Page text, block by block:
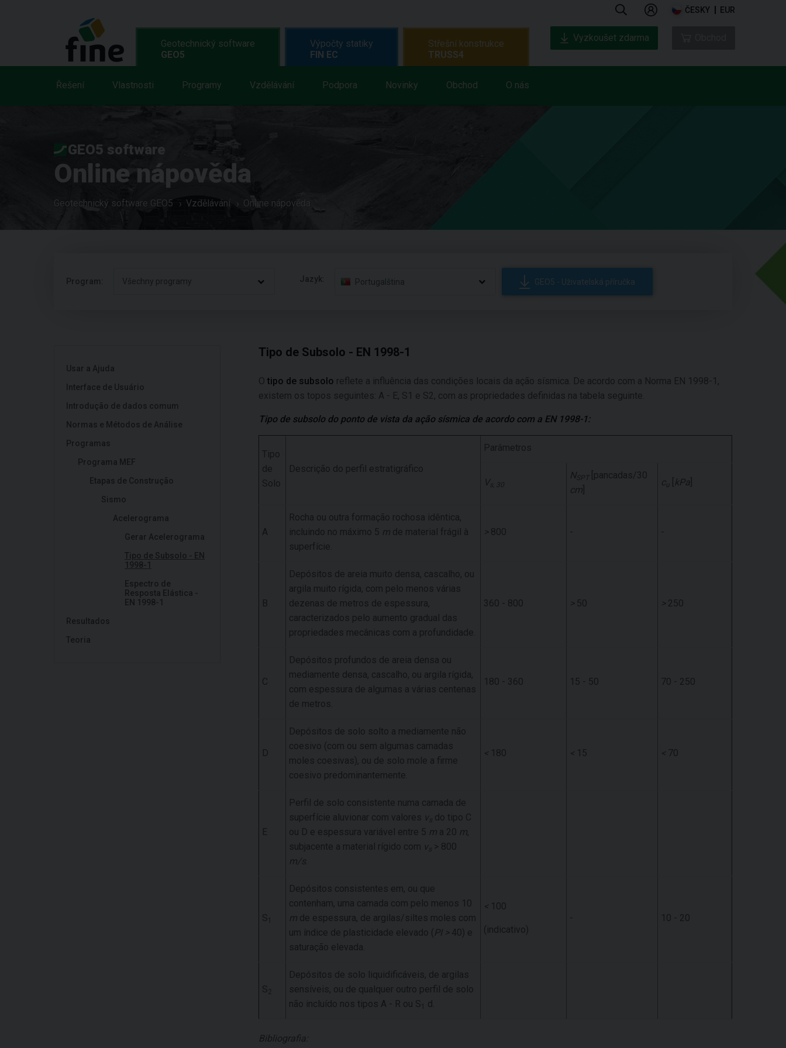
ČESKY EUR
Geotechnický software
GEO5
Řešení Vlastnosti Programy Vzdělávání Podpora Novinky Obchod O nás
Výpočty statiky
FIN EC
Střešní konstrukce
TRUSS4
Vyzkoušet zdarma
GEO5 software
Online nápověda
Geotechnický software GEO5 Vzdělávání Online nápověda
Program: Všechny programy Jazyk: Portugalština GEO5 - Uživatelská příručka
Usar a Ajuda
Interface de Usuário
Introdução de dados comum
Normas e Métodos de Análise
Programas
Programa MEF
Etapas de Construção
Sismo
Acelerograma
Gerar Acelerograma
Tipo de Subsolo - EN
1998-1
Espectro de
Resposta Elástica -
EN 1998-1
Resultados
Teoria
Tipo de Subsolo - EN 1998-1
O tipo de subsolo reflete a influência das condições locais da ação sísmica. De acordo com a Norma EN 1998-1,
existem os topos seguintes: A - E, S1 e S2, com as propriedades definidas na tabela seguinte.
Tipo de subsolo do ponto de vista da ação sísmica de acordo com a EN 1998-1:
Tipo
de
Solo
Descrição do perfil estratigráfico
Parâmetros
Vs, 30
N SPT
[pancadas/30
cm
c u kPa
A
Rocha ou outra formação rochosa idêntica,
incluindo no máximo 5 m de material frágil à
superfície.
>800 - -
B
Depósitos de areia muito densa, cascalho, ou
argila muito rígida, com pelo menos várias
dezenas de metros de espessura,
caracterizados pelo aumento gradual das
propriedades mecânicas com a profundidade.
360 - 800 >50 >250
C
Depósitos profundos de areia densa ou
mediamente densa, cascalho, ou argila rígida,
com espessura de algumas a várias centenas
de metros.
180 - 360 15 - 50 70 - 250
D
Depósitos de solo solto a mediamente não
coesivo (com ou sem algumas camadas
moles coesivas), ou de solo mole a firme
coesivo predominantemente.
< 180 < 15 < 70
E
Perfil de solo consistente numa camada de
superfície aluvionar com valores v s do tipo C
ou D e espessura variável entre 5 m a 20 m,
subjacente a material rígido com v s > 800
m/s
S
Depósitos consistentes em, ou que
contenham, uma camada com pelo menos 10
m de espessura, de argilas/siltes moles com
um índice de plasticidade elevado ( PI >40) e
saturação elevada.
< 100
(indicativo)
- 10 - 20
S2
Depósitos de solo liquidificáveis, de argilas
sensíveis, ou de qualquer outro perfil de solo
não incluído nos tipos A - R ou S
d.
Bibliografia: